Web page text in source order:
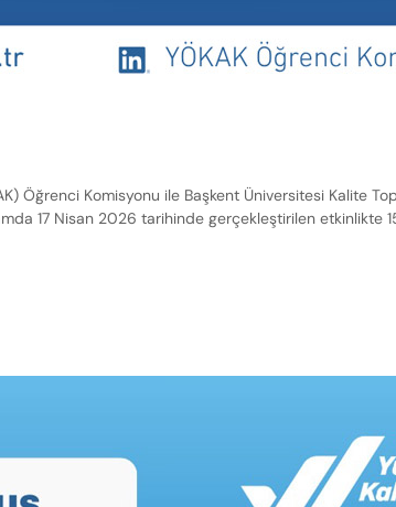
Öğrenci Komisyonu ile Başkent Üniversitesi Kalite
17 Nisan 2026 tarihinde gerçekleştirilen etkinlikte